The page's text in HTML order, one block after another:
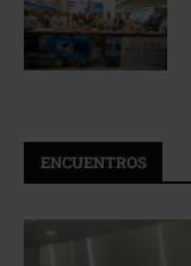
ENCUENTROS